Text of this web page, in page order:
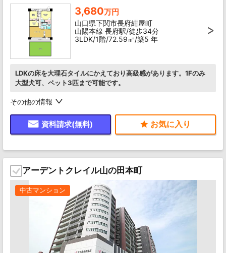
3,680万円
山口県下関市長府紺屋町
山陽本線 長府駅/徒歩34分
3LDK/1階/72.59㎡/築5 年
LDKの床を大理石タイルにかえており高級感があります。1Fのみ
大型犬可、ペット3匹まで可能です。
その他の情報
資料請求(無料)
アーデントクレイル山の田本町
中古マンション